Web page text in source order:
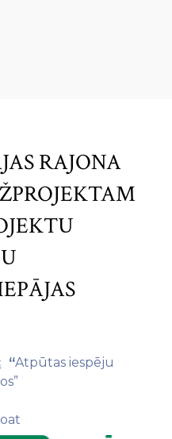
RAJONA
“Atpūtas iespēju